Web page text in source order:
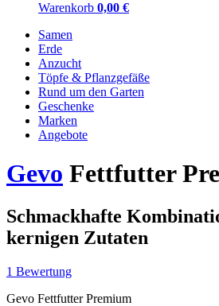
Warenkorb 0,00 €
Samen
Erde
Anzucht
Töpfe & Pflanzgefäße
Rund um den Garten
Geschenke
Marken
Angebote
Gevo Fettfutter
Schmackhafte
kernigen Zutaten
1 Bewertung
Gevo Fettfutter Premium